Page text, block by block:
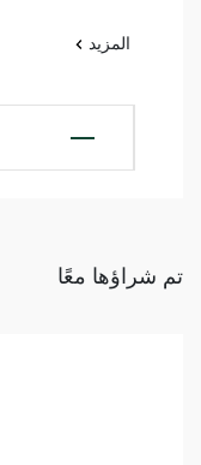
المزيد
تم شراؤها معًا